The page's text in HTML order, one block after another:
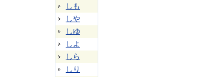
しも
しや
しゆ
しよ
しら
しり